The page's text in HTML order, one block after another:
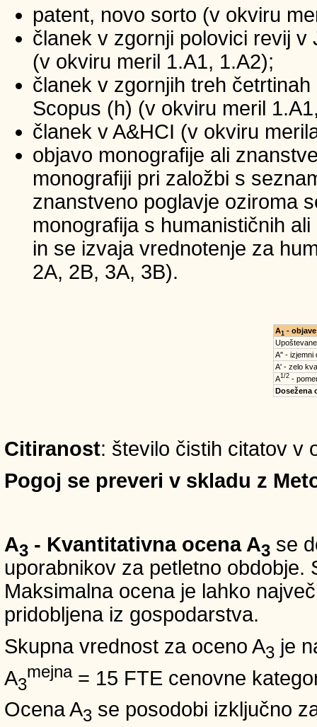
patent, novo sorto (v okviru
članek v zgornji polovici revij
(v okviru meril 1.A1, 1.A2);
članek v zgornjih treh
Scopus (h) (v okviru meril
članek v A&HCI (v okviru
objavo monografije ali
monografiji pri založbi s
znanstveno poglavje oziroma
monografija s humanističnih
in se izvaja vrednotenje za
2A, 2B, 3A, 3B).
A1 - objave
A'' - izjemni
A' - zelo
A1/2-
Dosežena
Citiranost: število čistih citatov v
Pogoj se preveri v skladu z
A3 - Kvantitativna ocena A3 se
uporabnikov za petletno obdobje.
Maksimalna ocena je lahko
pridobljena iz gospodarstva.
Skupna vrednost za oceno A3 je
A3
mejna= 15 FTE cenovne
Ocena A3 se posodobi izključno